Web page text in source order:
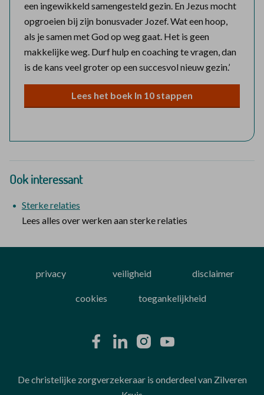
een ingewikkeld samengesteld gezin. En Jezus mocht
opgroeien bij zijn bonusvader Jozef. Wat een hoop,
als je samen met God op weg gaat. Het is geen
makkelijke weg. Durf hulp en coaching te vragen, dan
is de kans veel groter op een succesvol nieuw gezin.’
Lees het boek In 10 stappen
Ook interessant
Sterke relaties
Lees alles over werken aan sterke relaties
privacy veiligheid disclaimer
cookies toegankelijkheid
De christelijke zorgverzekeraar is onderdeel van Zilveren